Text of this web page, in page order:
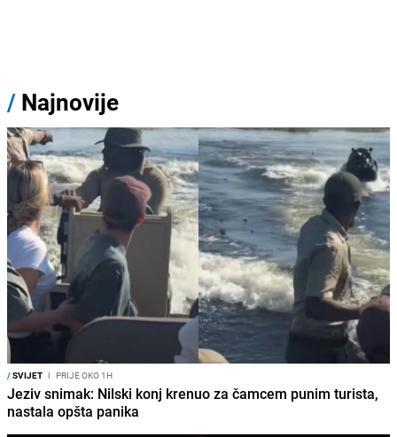
/ Najnovije
/SVIJET I PRIJE OKO 1H
Jeziv snimak: Nilski konj krenuo za čamcem punim turista,
nastala opšta panika